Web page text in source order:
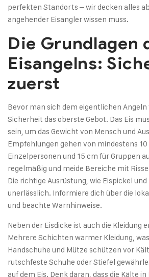
perfekten Standorts – wir decken alles
angehender Eisangler wissen muss.
Die Grundlagen
Eisangelns:
zuerst
Bevor man sich dem eigentlichen Angeln
Sicherheit das oberste Gebot. Das Eis
sein, um das Gewicht von Mensch und
Empfehlungen gehen von mindestens
Einzelpersonen und 15 cm für Gruppen
regelmäßig und meide Bereiche mit
Die richtige Ausrüstung, wie Eispickel
unerlässlich. Informiere dich über die
und beachte Warnhinweise.
Neben der Eisdicke ist auch die Kleidung
Mehrere Schichten warmer Kleidung,
Handschuhe und Mütze schützen vor
rutschfeste Schuhe oder Stiefel
auf dem Eis. Denk daran, dass die Kälte